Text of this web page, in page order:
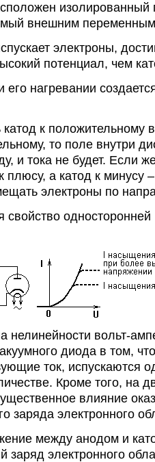
изолированный
внешним
электроны,
потенциал, чем
его нагревании
к положительному
то поле внутри
и тока не будет. Если
плюсу, а катод к минусу
электроны по
свойство
нелинейности вольт-
диода в том,
ток, испускаются
Кроме того, на
влияние
заряда электронного
между анодом и
заряд электронного